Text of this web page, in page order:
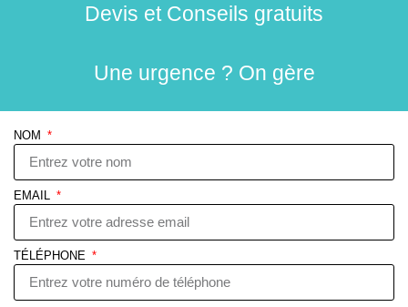
Devis et Conseils gratuits
Une urgence ? On gère
NOM
EMAIL
TÉLÉPHONE